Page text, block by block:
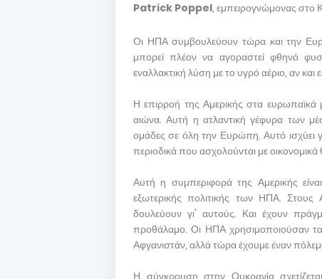
Patrick Poppel, εμπειρογνώμονας στο
Οι ΗΠΑ συμβουλεύουν τώρα και την
μπορεί πλέον να αγοραστεί φθηνό
εναλλακτική λύση με το υγρό αέριο, αν και
Η επιρροή της Αμερικής στα ευρωπαϊκά
αιώνα. Αυτή η ατλαντική γέφυρα των
ομάδες σε όλη την Ευρώπη. Αυτό ισχύει
περιοδικά που ασχολούνται με
Αυτή η συμπεριφορά της Αμερικής
εξωτερικής πολιτικής των ΗΠΑ.
δουλεύουν γι' αυτούς. Και έχουν
προθάλαμο. Οι ΗΠΑ χρησιμοποιούσαν
Αφγανιστάν, αλλά τώρα έχουμε έναν
Η σύγκρουση στην Ουκρανία